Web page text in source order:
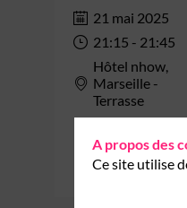
21 mai 2025
21:15 - 21:45
Hôtel nhow,
Marseille -
Terrasse
A propos des
Ce site utilise